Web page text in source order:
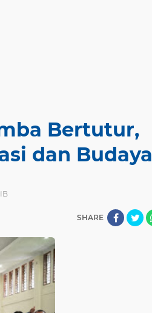
Bertutur,
dan Budaya
SHARE